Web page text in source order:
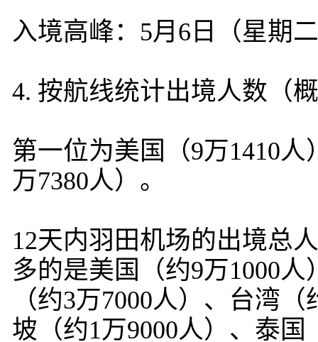
入境高峰：5月6日（星期
4. 按航线统计出境人数（
第一位为美国（9万1410
万7380人）。
12天内羽田机场的出境总
多的是美国（约9万1000
（约3万7000人）、台湾
坡（约1万9000人）、泰国